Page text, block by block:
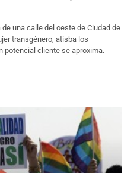
una calle del oeste de Ciudad de
transgénero, atisba los
potencial cliente se aproxima.